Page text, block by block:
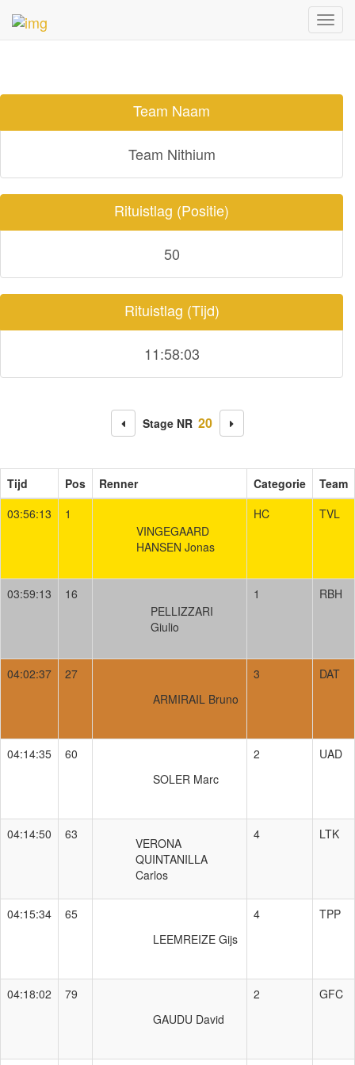
TEAM DETAILS
Team Naam
Team Nithium
Rituistlag (Positie)
50
Rituistlag (Tijd)
11:58:03
Stage NR 20
Tijd Pos Renner Categorie
Team
03:56:13
1
VINGEGAARD
HANSEN Jonas
HC TVL
03:59:13
16
PELLIZZARI
Giulio
1 RBH
04:02:37
27
ARMIRAIL Bruno
3 DAT
04:14:35
60
SOLER Marc
2 UAD
04:14:50 63
VERONA
QUINTANILLA
Carlos
4 LTK
04:15:34
65
LEEMREIZE Gijs
4 TPP
04:18:02
79
GAUDU David
2 GFC